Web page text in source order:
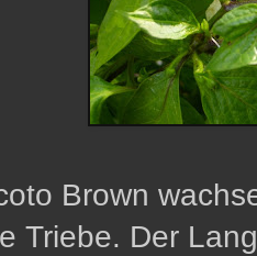
Brown
Triebe. Der